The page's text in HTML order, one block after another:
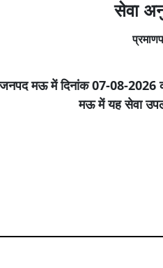
सेवा
जनपदमऊमें दिनांक07-08-2026
मऊमें यह सेवा